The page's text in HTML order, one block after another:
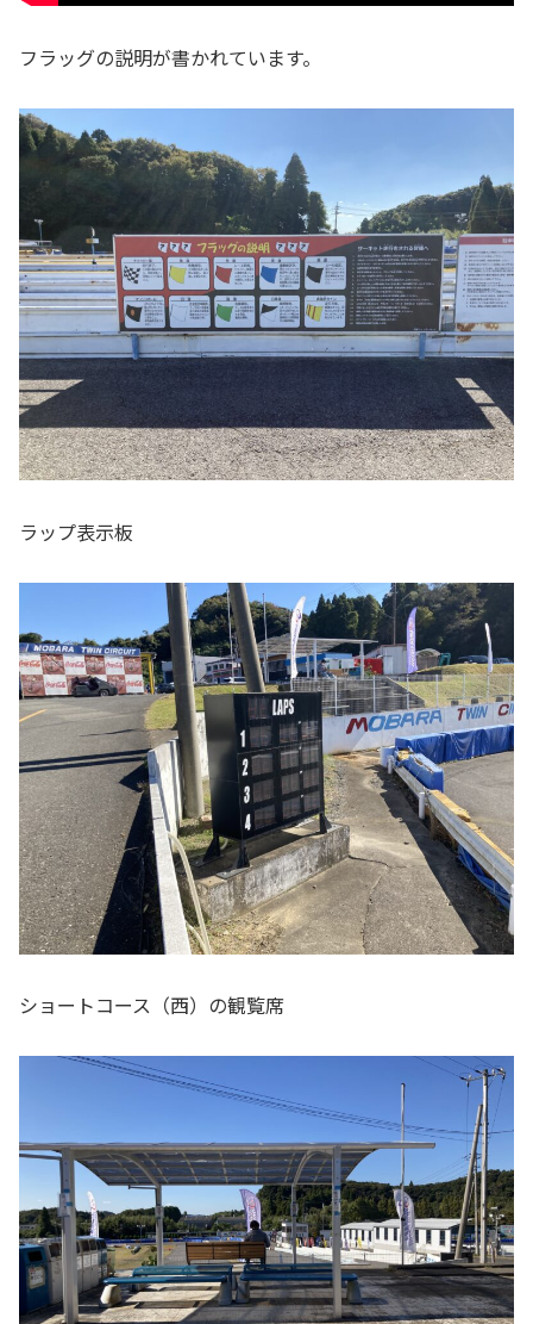
フラッグの説明が書かれています。
ラップ表示板
ショートコース（西）の観覧席